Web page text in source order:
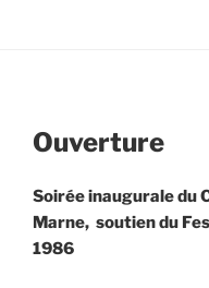
Ouverture
Soirée inaugurale du
Marne, soutien du
1986